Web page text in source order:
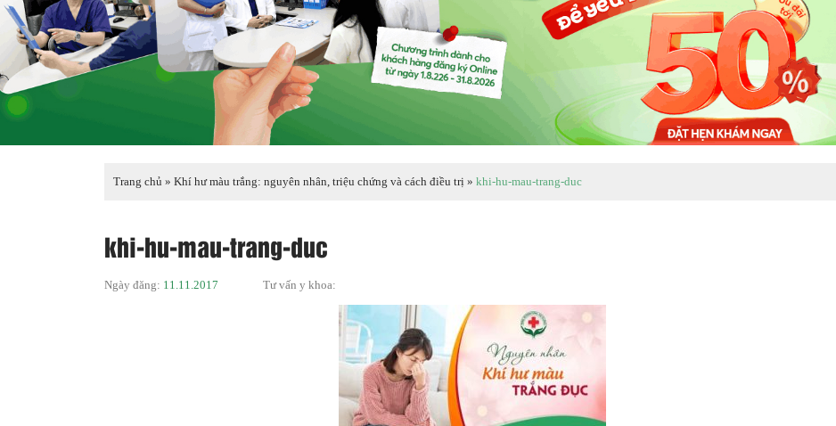
Trang chủ » Khí hư màu trắng: nguyên nhân, triệu chứng và cách điều trị » khi-hu-mau-trang-duc
khi-hu-mau-trang-duc
Ngày đăng: 11.11.2017 Tư vấn y khoa: